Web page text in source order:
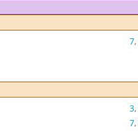
7,
3,
7,